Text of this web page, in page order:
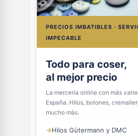
avalonmerceria.es
PRECIOS IMBATIBLES ·
IMPECABLE
Todo para coser,
al mejor precio
La mercería online con más
España. Hilos, botones,
mucho más.
→Hilos Gütermann y DMC